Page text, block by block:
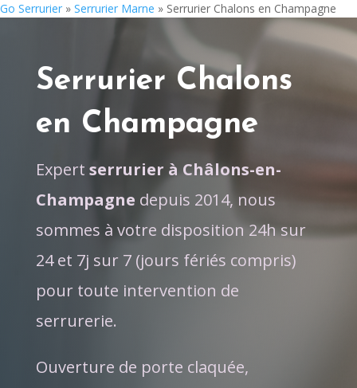
Go Serrurier » Serrurier Marne » Serrurier Chalons en Champagne
Serrurier Chalons
en Champagne
Expert serrurier à Châlons-en-
Champagne depuis 2014, nous
sommes à votre disposition 24h sur
24 et 7j sur 7 (jours fériés compris)
pour toute intervention de
serrurerie.
Ouverture de porte claquée,